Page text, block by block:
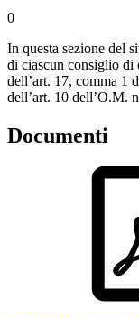
0
In questa sezione del
di ciascun consiglio di
dell’art. 17, comma 1
dell’art. 10 dell’O.M.
Documenti